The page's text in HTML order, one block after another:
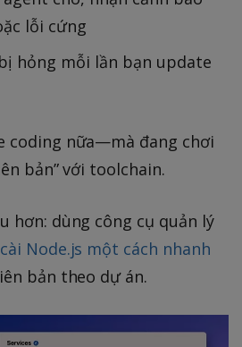
lỗi cứng
hỏng mỗi lần bạn update
coding nữa—mà đang chơi
bản” với toolchain.
hơn: dùng công cụ quản lý
cài Node.js một cách nhanh
bản theo dự án.